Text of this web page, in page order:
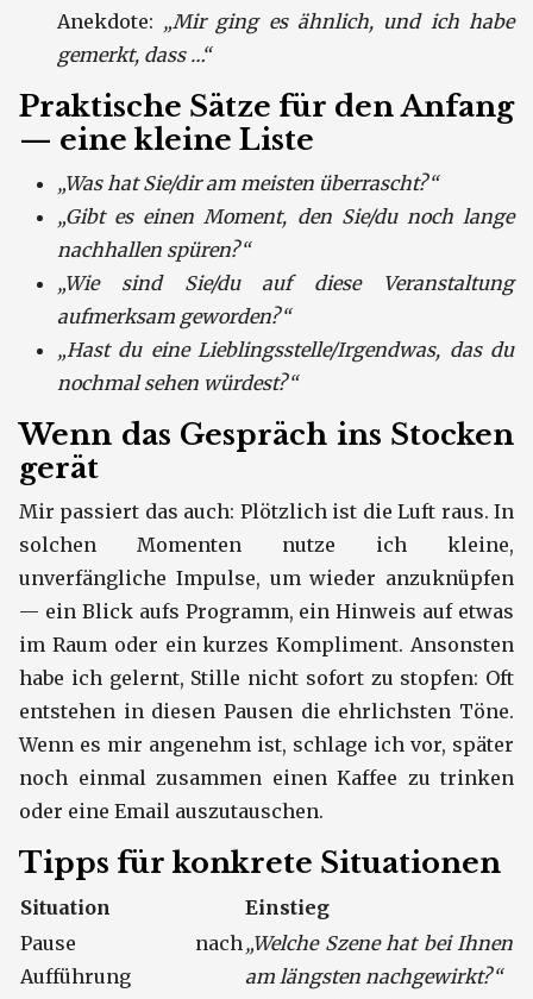
Anekdote: „Mir ging es ähnlich, und ich habe
gemerkt, dass …“
Praktische Sätze für den Anfang
— eine kleine Liste
„Was hat Sie/dir am meisten überrascht?“
„Gibt es einen Moment, den Sie/du noch lange
nachhallen spüren?“
„Wie sind Sie/du auf diese Veranstaltung
aufmerksam geworden?“
„Hast du eine Lieblingsstelle/Irgendwas, das du
nochmal sehen würdest?“
Wenn das Gespräch ins Stocken
gerät
Mir passiert das auch: Plötzlich ist die Luft raus. In
solchen Momenten nutze ich kleine,
unverfängliche Impulse, um wieder anzuknüpfen
— ein Blick aufs Programm, ein Hinweis auf etwas
im Raum oder ein kurzes Kompliment. Ansonsten
habe ich gelernt, Stille nicht sofort zu stopfen: Oft
entstehen in diesen Pausen die ehrlichsten Töne.
Wenn es mir angenehm ist, schlage ich vor, später
noch einmal zusammen einen Kaffee zu trinken
oder eine Email auszutauschen.
Tipps für konkrete Situationen
Situation
Einstieg
Pause nach
Aufführung
„Welche Szene hat bei Ihnen
am längsten nachgewirkt?“